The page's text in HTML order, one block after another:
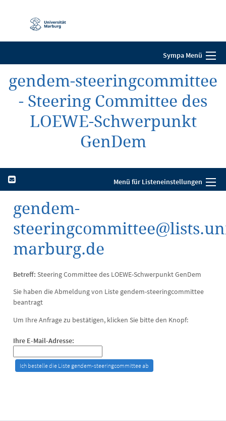
Navigation
Sympa Menü
gendem-steeringcommittee
- Steering Committee des
LOEWE-Schwerpunkt
GenDem
Menü für Listeneinstellungen
gendem-
marburg.de
Betreff: Steering Committee des LOEWE-Schwerpunkt GenDem
Sie haben die Abmeldung von Liste gendem-steeringcommittee
beantragt
Um Ihre Anfrage zu bestätigen, klicken Sie bitte den Knopf:
Ihre E-Mail-Adresse: